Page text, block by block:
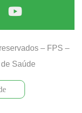
– FPS –
Saúde